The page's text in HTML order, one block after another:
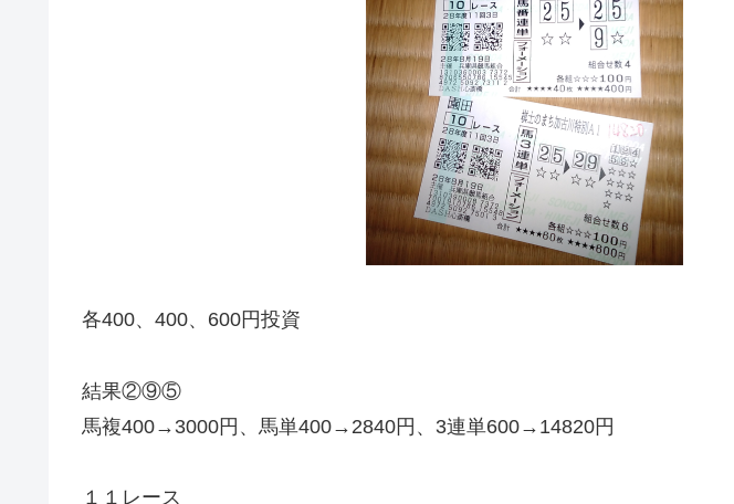
各400、400、600円投資
結果②⑨⑤
馬複400→3000円、馬単400→2840円、3連単600→14820円
１１レース